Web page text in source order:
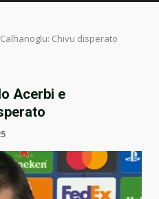
Chivu disperato
Acerbi e